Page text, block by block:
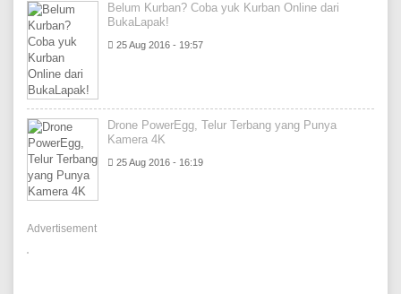
Belum Kurban? Coba yuk Kurban Online dari
BukaLapak!
25 Aug 2016 - 19:57
Drone PowerEgg, Telur Terbang yang Punya
Kamera 4K
25 Aug 2016 - 16:19
Advertisement